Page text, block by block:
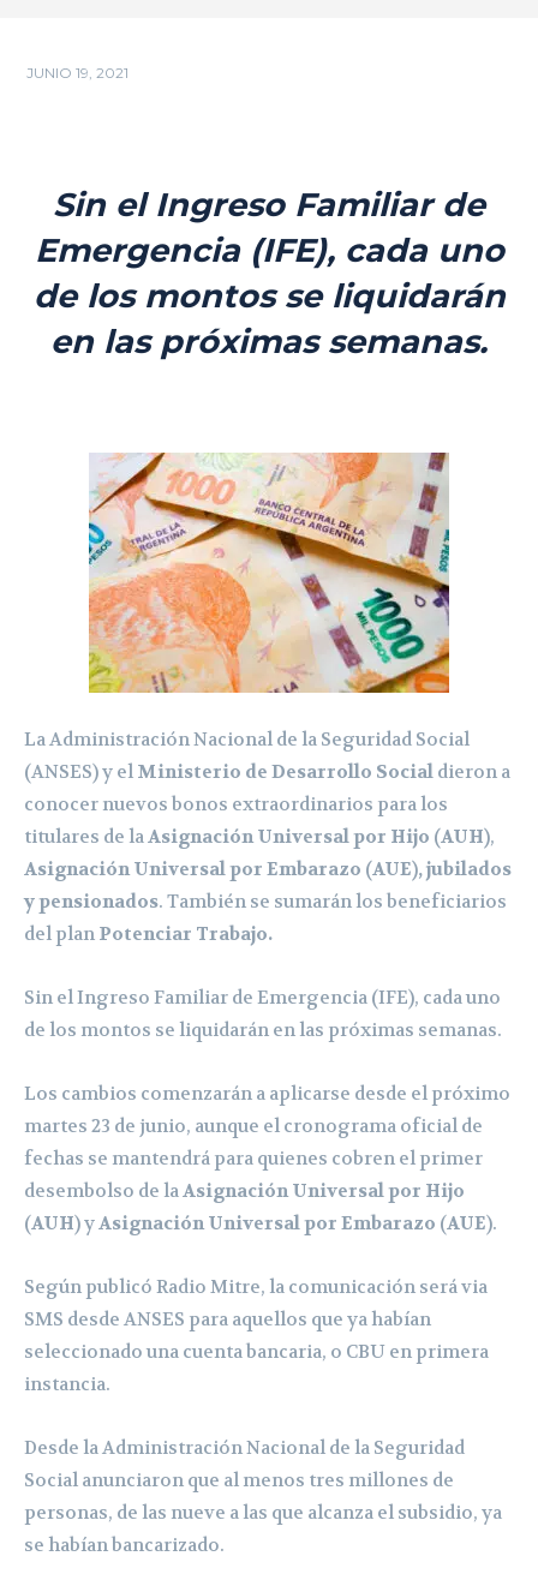
JUNIO 19, 2021
Sin el Ingreso Familiar de
Emergencia (IFE), cada uno
de los montos se liquidarán
en las próximas semanas.
La Administración Nacional de la Seguridad Social
(ANSES) y el Ministerio de Desarrollo Social dieron a
conocer nuevos bonos extraordinarios para los
titulares de laAsignación Universal por Hijo (AUH),
Asignación Universal por Embarazo (AUE), jubilados
y pensionados. También se sumarán los beneficiarios
del plan Potenciar Trabajo.
Sin el Ingreso Familiar de Emergencia (IFE), cada uno
de los montos se liquidarán en las próximas semanas.
Los cambios comenzarán a aplicarse desde el próximo
martes 23 de junio, aunque el cronograma oficial de
fechas se mantendrá para quienes cobren el primer
desembolso de laAsignación Universal por Hijo
(AUH) yAsignación Universal por Embarazo (AUE).
Según publicó Radio Mitre, la comunicación será via
SMS desde ANSES para aquellos que ya habían
seleccionado una cuenta bancaria, o CBU en primera
instancia.
Desde la Administración Nacional de la Seguridad
Social anunciaron que al menos tres millones de
personas, de las nueve a las que alcanza el subsidio, ya
se habían bancarizado.